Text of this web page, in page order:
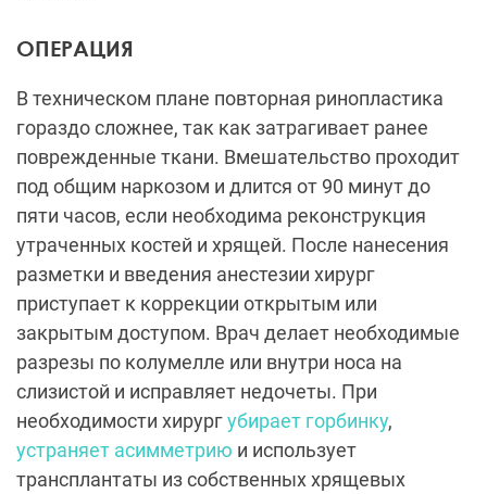
ОПЕРАЦИЯ
В техническом плане повторная ринопластика
гораздо сложнее, так как затрагивает ранее
поврежденные ткани. Вмешательство проходит
под общим наркозом и длится от 90 минут до
пяти часов, если необходима реконструкция
утраченных костей и хрящей. После нанесения
разметки и введения анестезии хирург
приступает к коррекции открытым или
закрытым доступом. Врач делает необходимые
разрезы по колумелле или внутри носа на
слизистой и исправляет недочеты. При
необходимости хирургубирает горбинку,
устраняет асимметрию и использует
трансплантаты из собственных хрящевых